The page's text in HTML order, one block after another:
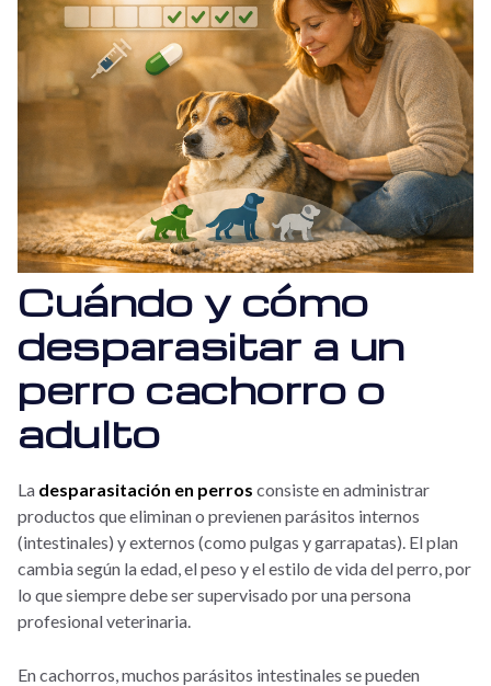
Cuándo y cómo
desparasitar a un
perro cachorro o
adulto
La desparasitación en perros consiste en administrar
productos que eliminan o previenen parásitos internos
(intestinales) y externos (como pulgas y garrapatas). El plan
cambia según la edad, el peso y el estilo de vida del perro, por
lo que siempre debe ser supervisado por una persona
profesional veterinaria.
En cachorros, muchos parásitos intestinales se pueden